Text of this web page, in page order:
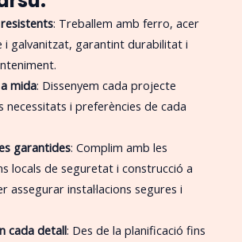
: Treballem amb ferro, acer
i galvanitzat, garantint durabilitat i
mida: Dissenyem cada projecte
necessitats i preferències de cada
garantides: Complim amb les
locals de seguretat i construcció a
assegurar instal·lacions segures i
cada detall: Des de la planificació fins